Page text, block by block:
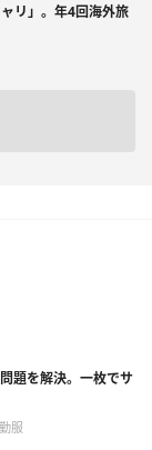
リ」。年4回海外旅
題を解決。一枚でサ
服